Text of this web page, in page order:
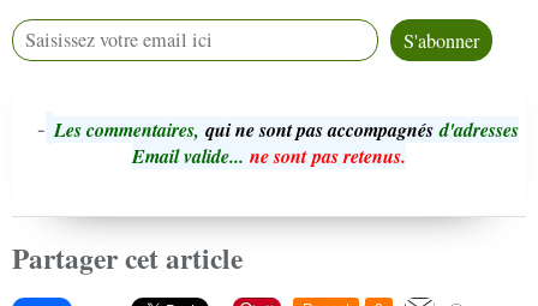
- Les commentaires, qui ne sont pas accompagnés d'adresses
Email valide... ne sont pas retenus.
Partager cet article